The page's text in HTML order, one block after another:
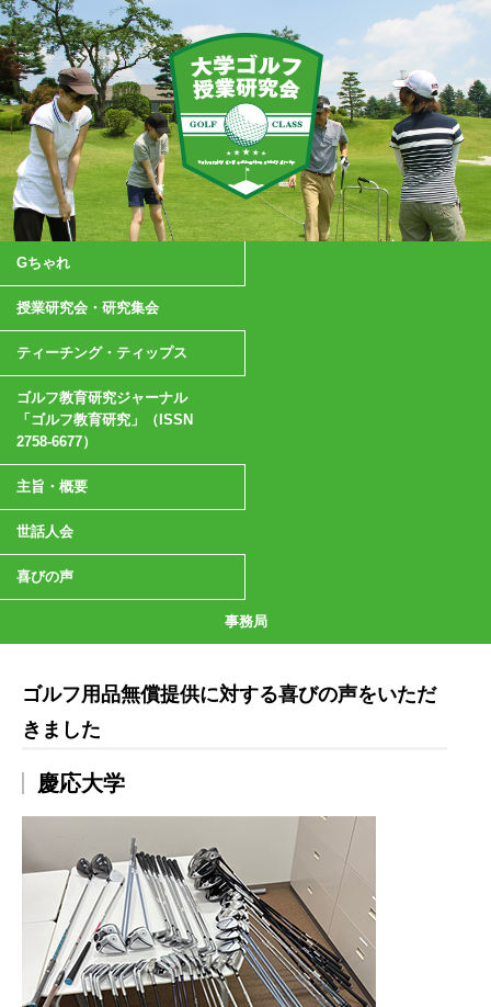
Gちゃれ
授業研究会・研究集会
ティーチング・ティップス
ゴルフ教育研究ジャーナル
「ゴルフ教育研究」（ISSN
2758-6677）
主旨・概要
世話人会
喜びの声
事務局
ゴルフ用品無償提供に対する喜びの声をいただ
きました
慶応大学